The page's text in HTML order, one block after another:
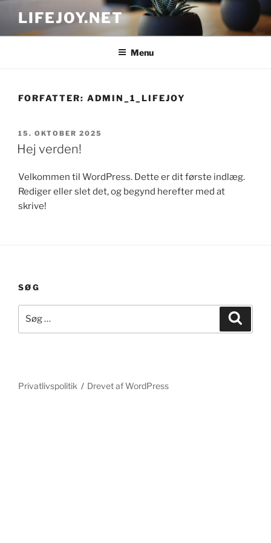
indhold
LIFEJOY.NET
Menu
FORFATTER: ADMIN_1_LIFEJOY
UDGIVET
DEN
15. OKTOBER 2025
Hej verden!
Velkommen til WordPress. Dette er dit første indlæg.
Rediger eller slet det, og begynd herefter med at
skrive!
SØG
efter:
Privatlivspolitik Drevet af WordPress